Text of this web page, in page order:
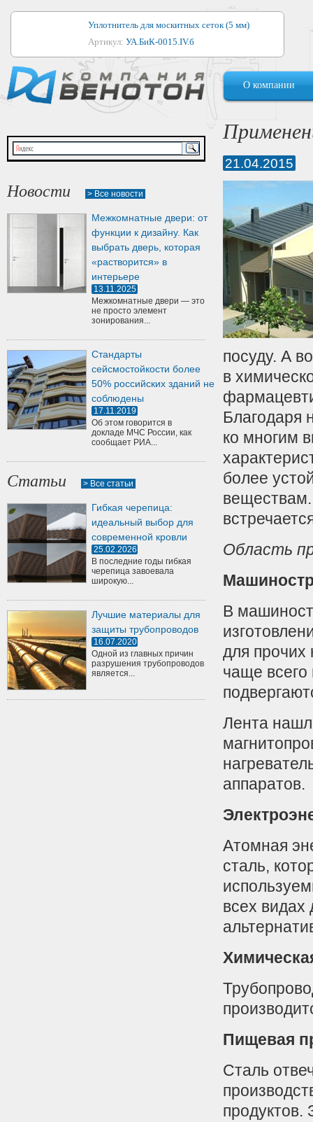
Уплотнитель для москитных сеток (5 мм)
Артикул: УА.БиК-0015.IV.б
Уплотнитель для алюминиевых окон
Артикул:1044
Уплотнитель для деревянных окон
Артикул:УМ.БиК-0062.IV.б
Уплотнитель лоджиевый для (4, 5, 6 мм)
Артикул:
О компании
Новости > Все новости
Межкомнатные двери: от
функции к дизайну. Как
выбрать дверь, которая
«растворится» в
интерьере
13.11.2025
Межкомнатные двери — это
не просто элемент
зонирования...
Стандарты
сейсмостойкости более
50% российских зданий не
соблюдены
17.11.2019
Об этом говорится в
докладе МЧС России, как
сообщает РИА...
Статьи > Все статьи
Гибкая черепица:
идеальный выбор для
современной кровли
25.02.2026
В последние годы гибкая
черепица завоевала
широкую...
Лучшие материалы для
защиты трубопроводов
16.07.2020
Одной из главных причин
разрушения трубопроводов
является...
21.04.2015
посуду. А
в
Благодаря
ко многим
более
веществам.
Область
В
для прочих
чаще всего
Лента
аппаратов.
Атомная
сталь,
всех видах
Пищевая
Сталь